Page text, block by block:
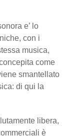
e’ lo
con i
musica,
come
smantellato
di qui la
libera,
è